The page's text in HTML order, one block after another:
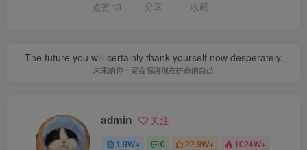
点赞 13 分享 收藏
The future you will certainly thank yourself now desperately.
未来的你一定会感谢现在拼命的自己
admin 关注
1.9W+ 0 22.9W+ 1024W+